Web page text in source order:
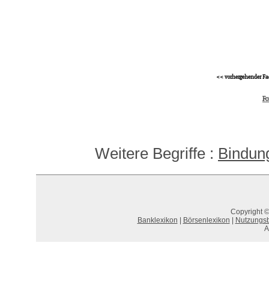
<< vorhergehender
Weitere Begriffe :
Copyright
Banklexikon
Börsenlexikon